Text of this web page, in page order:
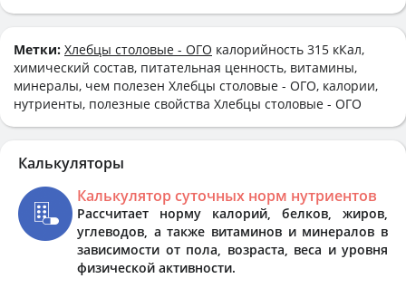
Метки: Хлебцы столовые - ОГО калорийность 315 кКал,
химический состав, питательная ценность, витамины,
минералы, чем полезен Хлебцы столовые - ОГО, калории,
нутриенты, полезные свойства Хлебцы столовые - ОГО
Калькуляторы
Калькулятор суточных норм нутриентов
Рассчитает норму калорий, белков, жиров,
углеводов, а также витаминов и минералов в
зависимости от пола, возраста, веса и уровня
физической активности.